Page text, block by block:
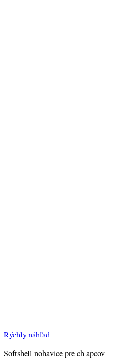
Rýchly náhľad
Softshell nohavice pre chlapcov